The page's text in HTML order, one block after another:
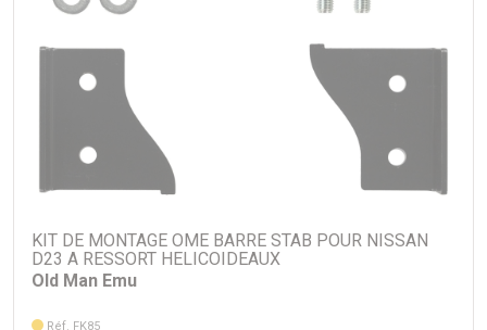
KIT DE MONTAGE OME BARRE STAB POUR NISSAN
D23 A RESSORT HELICOIDEAUX
Old Man Emu
Réf. FK85